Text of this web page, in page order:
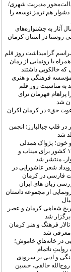
مدیریت شهری/
هم ترمز توسعه را
آثار به جشنواره‌های
روستا در استان کرمان
گرامیداشت روز قلم
با رونمایی از رمان
خالکوبی داشتند
مؤسسه فرهنگی و هنری
به مناسبت روز قلم
پراهام قهرمان ترای
شد
حق» در کرمان اکران
قلب جبالبارز؛ انجمن
شد
و خون؛ پژواک همدلی
شاعران ۱۲ کشور برای میناب و
منتشر شد
شعر عاشورایی در
فارسی در کرمان
زبان های ایران
از مجموعه داستان
شفاهی کرمان و عصر
برگزار شد
تالار فرهنگ و هنر کرمان
معرفی شد
در خانه‌هایِ خاموش؛
روایتِ ناتمام
و ادبی بر سرودی
روح‌الله خالقی، حسین